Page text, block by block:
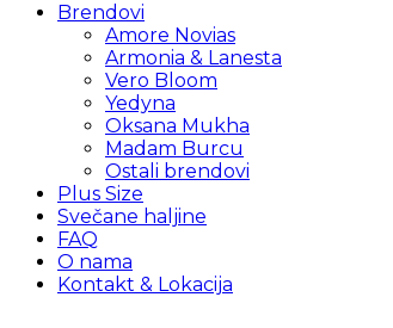
Brendovi
Amore Novias
Armonia & Lanesta
Vero Bloom
Yedyna
Oksana Mukha
Madam Burcu
Ostali brendovi
Plus Size
Svečane haljine
FAQ
O nama
Kontakt & Lokacija